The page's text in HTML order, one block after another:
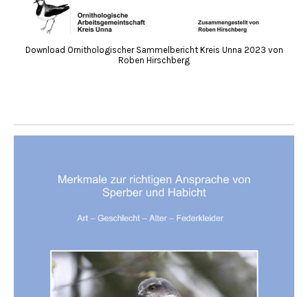
Download Ornithologischer Sammelbericht Kreis Unna 2023 von
Roben Hirschberg